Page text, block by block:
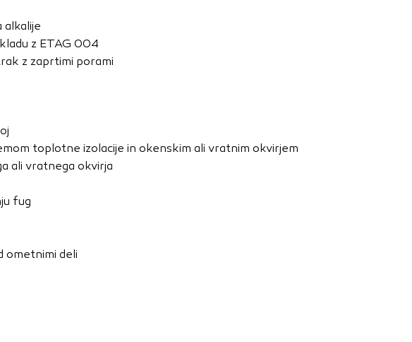
alkalije
z ETAG 004
z zaprtimi porami
toplotne izolacije in okenskim ali vratnim okvirjem
ali vratnega okvirja
fug
ometnimi deli
podjetja jih lahko
za prikazovanje ustreznih oglasov
vašega brskalnika in
ciljnega spletnega